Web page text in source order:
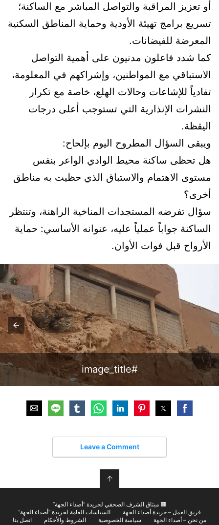
أو تعزيز المراقبة والتواصل المباشر مع الساكنة؛
تسريع برامج تهيئة الأودية وحماية المناطق السكنية
المعرضة للفيضانات.
كما شدد فاعلون مدنيون على أهمية التواصل
الاستباقي مع المواطنين، وإشراكهم في المعلومة،
تفادياً للإشاعات وحالات الهلع، خاصة مع تكرار
النشرات الإنذارية التي تستوجب أعلى درجات
اليقظة.
ويبقى السؤال المطروح اليوم بإلحاح:
هل تحظى ساكنة محيط الوادي الواعر بنفس
مستوى الاهتمام والاستباق الذي حظيت به مناطق
أخرى؟
سؤال تفرضه المستجدات المناخية الراهنة، وتنتظر
الساكنة جواباً عملياً عليه، عنوانه الأساسي: حماية
الأرواح قبل فوات الأوان.
#image_title
Leave a Comment
↑
🟫 ميثاق الشرف الصحفي لجريدة “أصداء الجهة”
فريق العمل – جريدة أصداء الجهة
السياسات العامة لجريدة “أصداء الجهة”
من نحن – أصداء الجهة
سياسة الخصوصية الشروط والأحكام اتصل بنا